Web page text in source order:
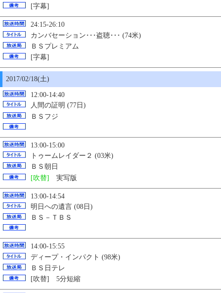
[字幕]
24:15-26:10
カンバセーション･･･盗聴･･･ (74米)
ＢＳプレミアム
[字幕]
2017/02/18(土)
12:00-14:40
人間の証明 (77日)
ＢＳフジ
13:00-15:00
トゥームレイダー２ (03米)
ＢＳ朝日
[吹替] 実写版
13:00-14:54
明日への遺言 (08日)
ＢＳ－ＴＢＳ
14:00-15:55
ディープ・インパクト (98米)
ＢＳ日テレ
[吹替] 5分短縮